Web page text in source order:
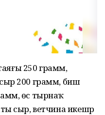
таяғы 250 грамм,
200 грамм, биш
өс тырнаҡ
сыр, ветчина икешәр